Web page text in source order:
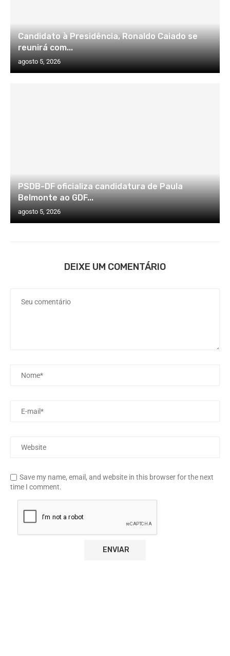
Candidato à Presidência, Ronaldo Caiado se
reunirá com...
agosto 5, 2026
PSDB-DF oficializa candidatura de Paula
Belmonte ao GDF...
agosto 5, 2026
DEIXE UM COMENTÁRIO
Save my name, email, and website in this browser for the next
time I comment.